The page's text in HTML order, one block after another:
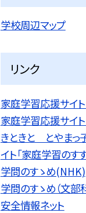
学校周辺マップ
リンク
家庭学習応援サイト（
家庭学習応援サイト（
きときと とやま
イト「家庭学習のす
学問のすゝめ(NHK)
学問のすゝめ（文部
安全情報ネット